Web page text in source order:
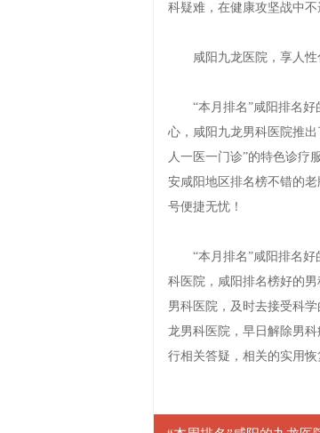
科疑难，在健康攻坚战中不
咸阳九龙医院，享人性
“本月排名”咸阳排名好
心，咸阳九龙男科医院推
人一医一门诊”的特色诊疗
安咸阳地区排名榜不错的
号便捷无忧！
“本月排名”咸阳排名好
科医院，咸阳排名榜好的
男科医院，及时去接受科
龙男科医院，早日解除男
行相关答疑，相关的实用恢